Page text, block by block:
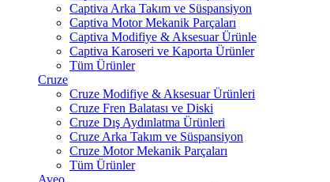
Captiva Arka Takım ve Süspansiyon
Captiva Motor Mekanik Parçaları
Captiva Modifiye & Aksesuar Ürünle
Captiva Karoseri ve Kaporta Ürünler
Tüm Ürünler
Cruze
Cruze Modifiye & Aksesuar Ürünleri
Cruze Fren Balatası ve Diski
Cruze Dış Aydınlatma Ürünleri
Cruze Arka Takım ve Süspansiyon
Cruze Motor Mekanik Parçaları
Tüm Ürünler
Aveo